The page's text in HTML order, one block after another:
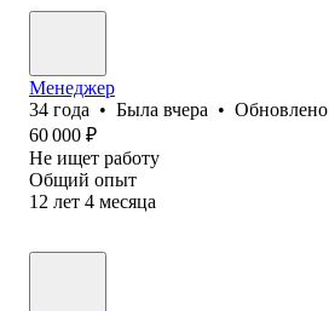
Менеджер
34 года • Была вчера • Обновлено
60 000 ₽
Не ищет работу
Общий опыт
12 лет 4 месяца